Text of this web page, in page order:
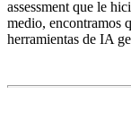
assessment que le
medio, encontramos
herramientas de IA